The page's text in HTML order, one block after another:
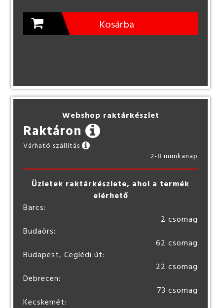
Kosárba
Webshop raktárkészlet
Raktáron
Várható szállítás
:
2-8 munkanap
Üzletek raktárkészlete, ahol a termék
elérhető
Barcs:
2 csomag
Budaörs:
62 csomag
Budapest, Ceglédi út:
22 csomag
Debrecen:
73 csomag
Kecskemét: